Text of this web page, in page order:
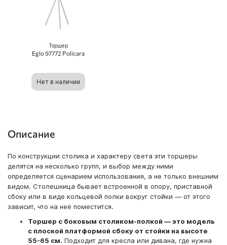
Торшер
Eglo 97772 Policara
Нет в наличии
Описание
По конструкции столика и характеру света эти торшеры
делятся на несколько групп, и выбор между ними
определяется сценарием использования, а не только внешним
видом. Столешница бывает встроенной в опору, приставной
сбоку или в виде кольцевой полки вокруг стойки — от этого
зависит, что на неё поместится.
Торшер с боковым столиком-полкой — это модель
с плоской платформой сбоку от стойки на высоте
55-65 см. Подходит для кресла или дивана, где нужна